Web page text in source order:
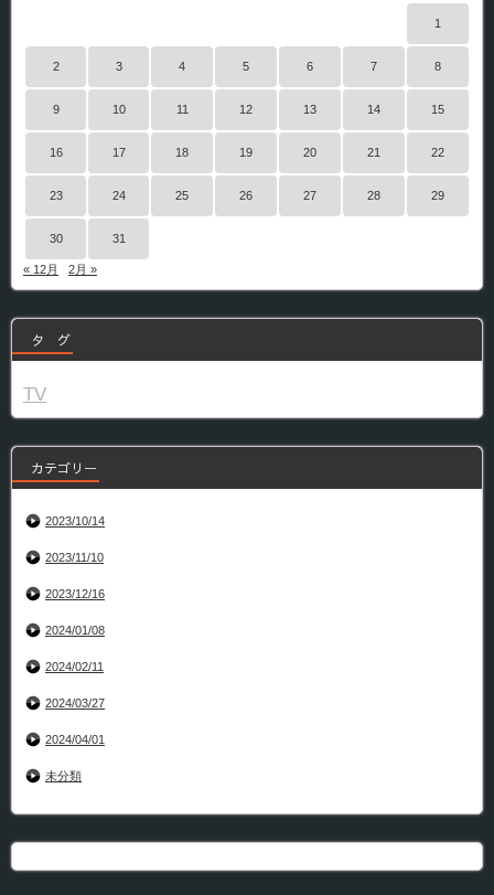
1
2 3 4 5 6 7 8
9 10 11 12 13 14 15
16 17 18 19 20 21 22
23 24 25 26 27 28 29
30 31
« 12月 2月 »
タ グ
TV
カテゴリー
2023/10/14
2023/11/10
2023/12/16
2024/01/08
2024/02/11
2024/03/27
2024/04/01
未分類